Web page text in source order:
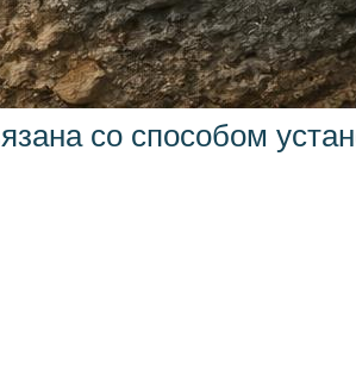
со способом